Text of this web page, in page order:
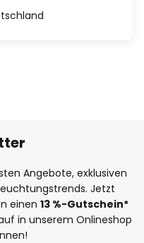
Angebote, exklusiven
Jetzt
einen 13 %-Gutschein*
in unserem Onlineshop